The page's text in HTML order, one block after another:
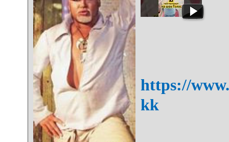
https://
kk